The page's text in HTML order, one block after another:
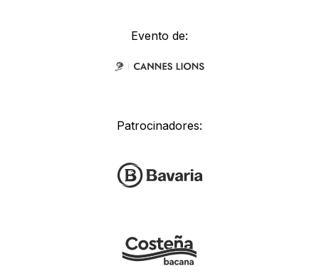
Evento de:
Patrocinadores: